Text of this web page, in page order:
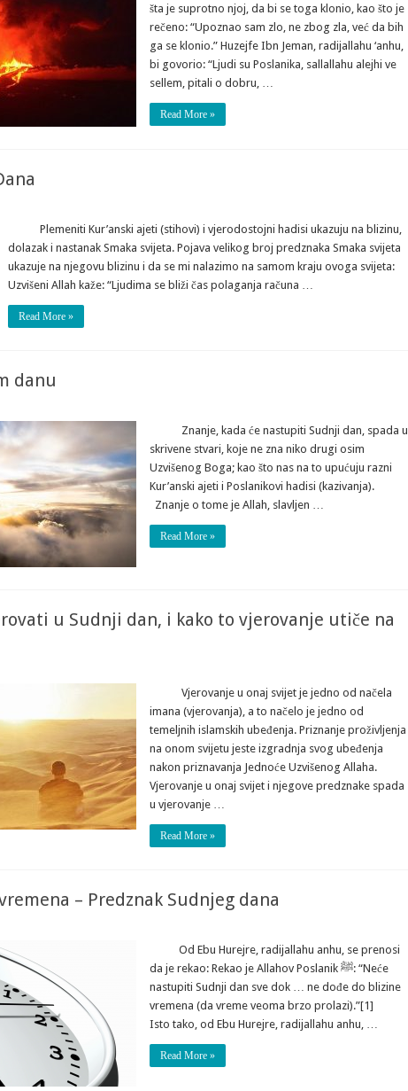
šta je suprotno njoj, da bi se toga klonio, kao što je
rečeno: “Upoznao sam zlo, ne zbog zla, već da bih
ga se klonio.” Huzejfe Ibn Jeman, radijallahu ‘anhu,
bi govorio: “Ljudi su Poslanika, sallallahu alejhi ve
sellem, pitali o dobru, …
Read More »
Plemeniti Kur’anski ajeti (stihovi) i vjerodostojni hadisi ukazuju na blizinu,
dolazak i nastanak Smaka svijeta. Pojava velikog broj predznaka Smaka svijeta
ukazuje na njegovu blizinu i da se mi nalazimo na samom kraju ovoga svijeta:
Uzvišeni Allah kaže: “Ljudima se bliži čas polaganja računa …
Read More »
danu
Znanje, kada će nastupiti Sudnji dan, spada u
skrivene stvari, koje ne zna niko drugi osim
Uzvišenog Boga; kao što nas na to upućuju razni
Kur’anski ajeti i Poslanikovi hadisi (kazivanja).
Znanje o tome je Allah, slavljen …
Read More »
u Sudnji dan, i kako to vjerovanje utiče na
Vjerovanje u onaj svijet je jedno od načela
imana (vjerovanja), a to načelo je jedno od
temeljnih islamskih ubeđenja. Priznanje proživljenja
na onom svijetu jeste izgradnja svog ubeđenja
nakon priznavanja Jednoće Uzvišenog Allaha.
Vjerovanje u onaj svijet i njegove predznake spada
u vjerovanje …
Read More »
– Predznak Sudnjeg dana
Od Ebu Hurejre, radijallahu anhu, se prenosi
da je rekao: Rekao je Allahov Poslanik ﷺ: “Neće
nastupiti Sudnji dan sve dok … ne dođe do blizine
vremena (da vreme veoma brzo prolazi).”[1]
Isto tako, od Ebu Hurejre, radijallahu anhu, …
Read More »